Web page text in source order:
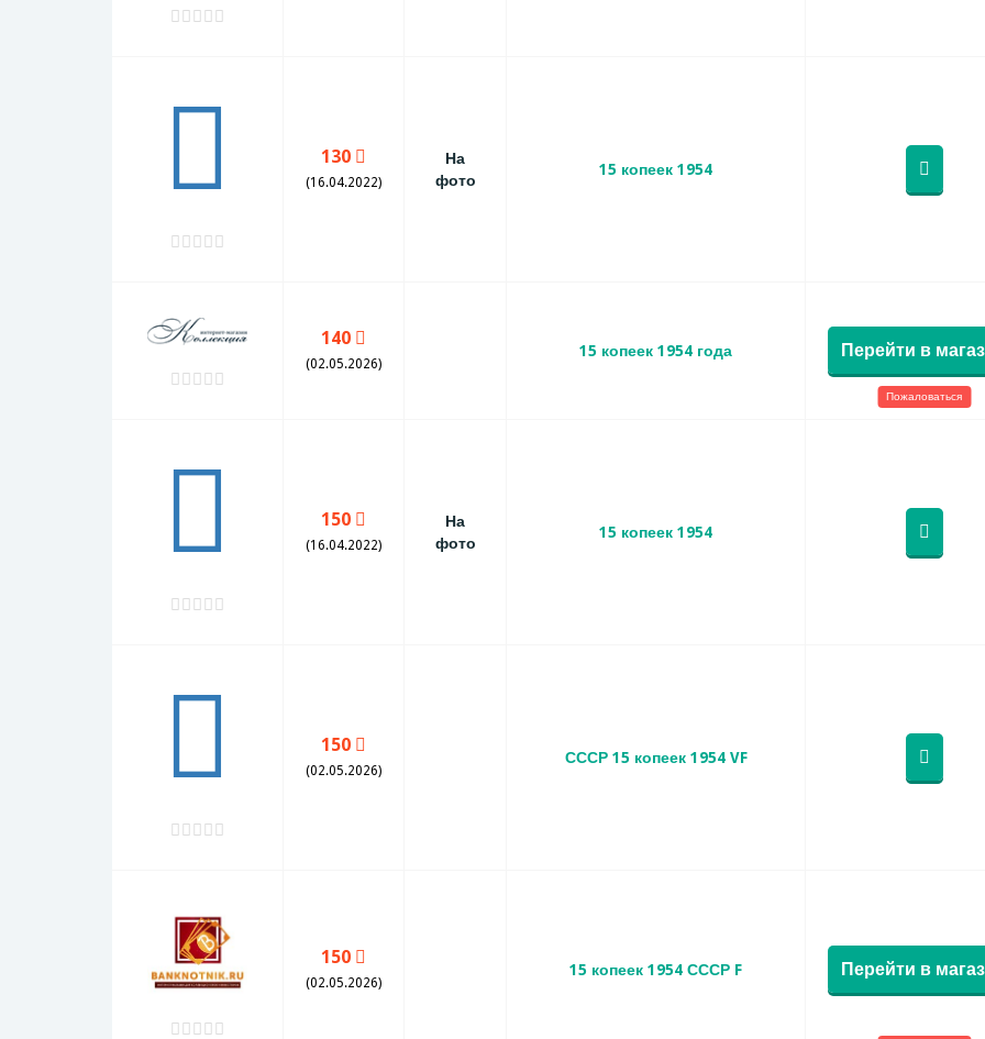
130
(16.04.2022)
На
фото
15 копеек 1954
140
(02.05.2026)
15 копеек 1954 года Перейти в
Пожаловаться
150
(16.04.2022)
На
фото
15 копеек 1954
150
(02.05.2026)
СССР 15 копеек 1954 VF
150
(02.05.2026)
15 копеек 1954 СССР F Перейти в